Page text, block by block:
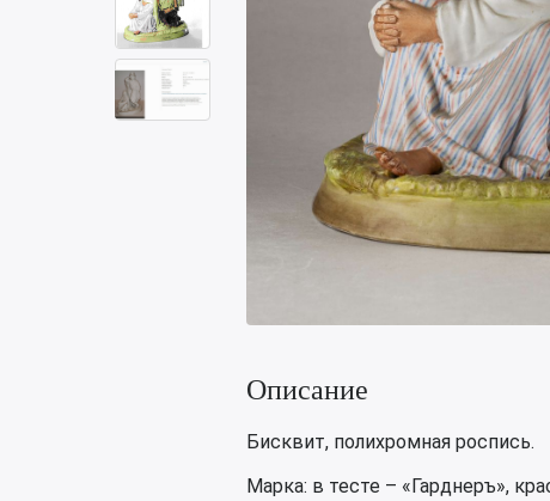
Описание
Бисквит, полихромная роспись.
Марка: в тесте – «Гарднеръ»,